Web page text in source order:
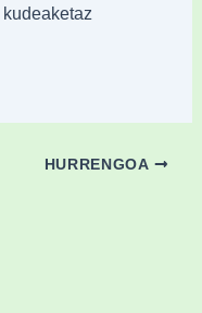
HURRENGOA